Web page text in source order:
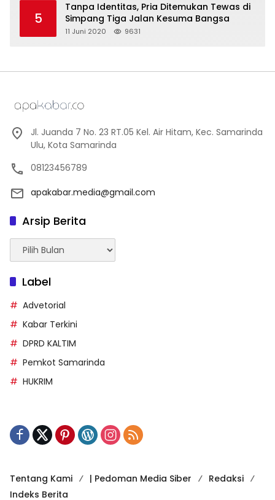
5
Tanpa Identitas, Pria Ditemukan Tewas di
Simpang Tiga Jalan Kesuma Bangsa
11 Juni 2020 9631
Jl. Juanda 7 No. 23 RT.05 Kel. Air Hitam, Kec. Samarinda
Ulu, Kota Samarinda
08123456789
apakabar.media@gmail.com
Arsip Berita
Arsip
Berita
Label
Advetorial
Kabar Terkini
DPRD KALTIM
Pemkot Samarinda
HUKRIM
Tentang Kami | Pedoman Media Siber
Redaksi
Indeks Berita